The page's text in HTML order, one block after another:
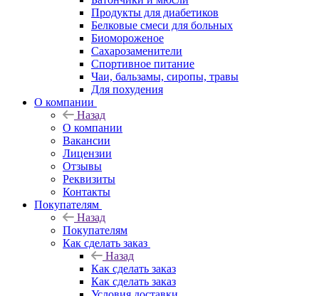
Продукты для диабетиков
Белковые смеси для больных
Биомороженое
Сахарозаменители
Спортивное питание
Чаи, бальзамы, сиропы, травы
Для похудения
О компании
Назад
О компании
Вакансии
Лицензии
Отзывы
Реквизиты
Контакты
Покупателям
Назад
Покупателям
Как сделать заказ
Назад
Как сделать заказ
Как сделать заказ